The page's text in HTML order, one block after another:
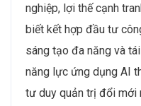
nghiệp, lợi thế cạnh
biết kết hợp đầu tư
sáng tạo đa năng và
năng lực ứng dụng AI
tư duy quản trị đổi mới